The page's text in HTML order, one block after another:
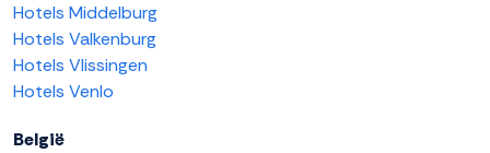
Hotels Middelburg
Hotels Valkenburg
Hotels Vlissingen
Hotels Venlo
België